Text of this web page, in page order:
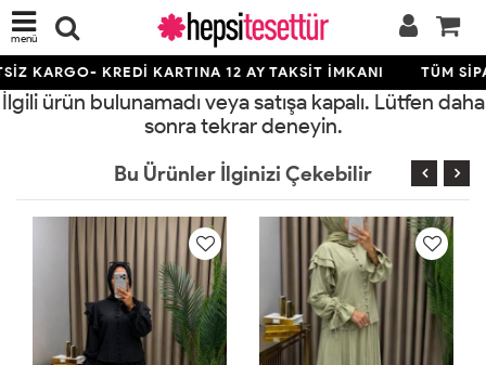
menü
KARGO- KREDİ KARTINA 12 AY TAKSİT İMKANI TÜM
İlgili ürün bulunamadı veya satışa kapalı. Lütfen daha
sonra tekrar deneyin.
Bu Ürünler İlginizi Çekebilir